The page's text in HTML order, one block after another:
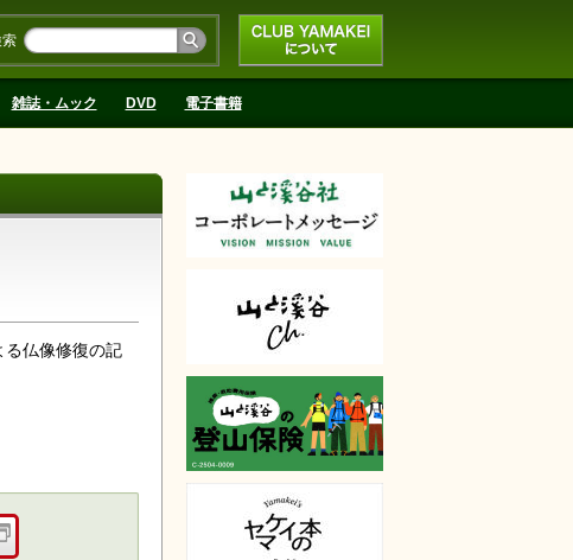
CLUB YAMAKEIにつ
いて
索
雑誌・ムック DVD 電子書籍
る仏像修復の記
楽天で購入